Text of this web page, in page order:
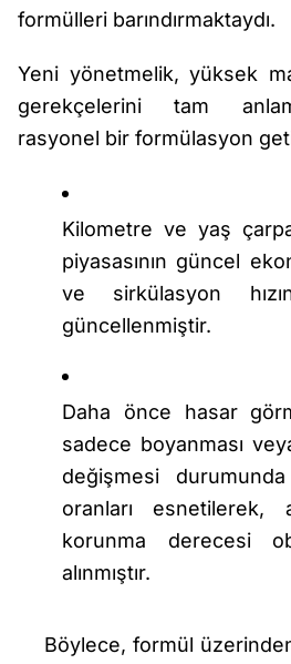
formülleri barındırmaktaydı.
Yeni yönetmelik, yüksek
gerekçelerini tam
rasyonel bir formülasyon
Kilometre ve yaş
piyasasının güncel
ve sirkülasyon
güncellenmiştir.
Daha önce hasar
sadece boyanması
değişmesi
oranları esnetilerek,
korunma derecesi
alınmıştır.
Böylece, formül